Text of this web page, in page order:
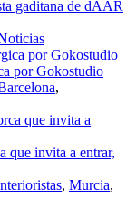
gaditana de dAAR
por Gokostudio
,
que invita a entrar,
, Murcia,